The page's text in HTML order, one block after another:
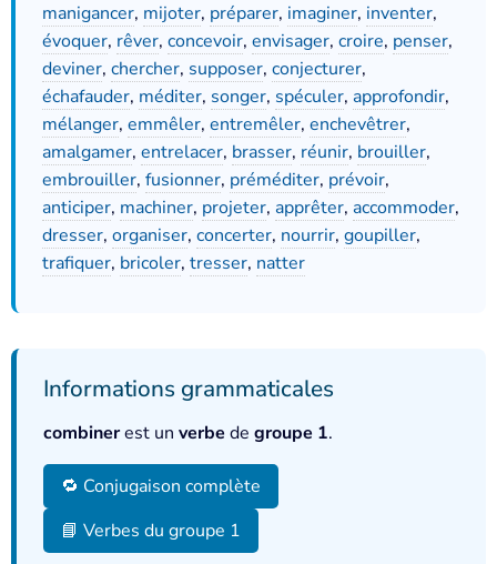
manigancer, mijoter, préparer, imaginer, inventer,
évoquer, rêver, concevoir, envisager, croire, penser,
deviner, chercher, supposer, conjecturer,
échafauder, méditer, songer, spéculer, approfondir,
mélanger, emmêler, entremêler, enchevêtrer,
amalgamer, entrelacer, brasser, réunir, brouiller,
embrouiller, fusionner, préméditer, prévoir,
anticiper, machiner, projeter, apprêter, accommoder,
dresser, organiser, concerter, nourrir, goupiller,
trafiquer, bricoler, tresser, natter
Informations grammaticales
combinerest un verbe de groupe 1.
🔁 Conjugaison complète
📘 Verbes du groupe 1